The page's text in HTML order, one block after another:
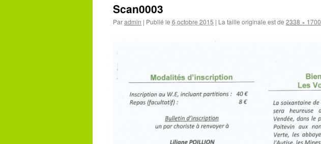
Scan0003
Paradmin | Publié le 6 octobre 2015 | La taille originale est de 2338 × 1700